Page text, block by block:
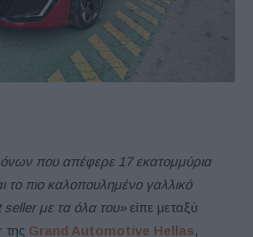
που απέφερε 17 εκατομμύρια
το πιο καλοπουλημένο γαλλικό
seller με τα όλα του»είπε μεταξύ
Grand Automotive Hellas,